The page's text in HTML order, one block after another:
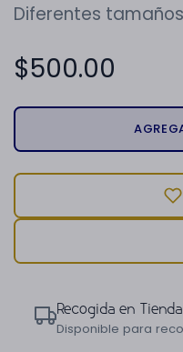
Diferentes
$500.00
Recogida en Tienda
Disponible para